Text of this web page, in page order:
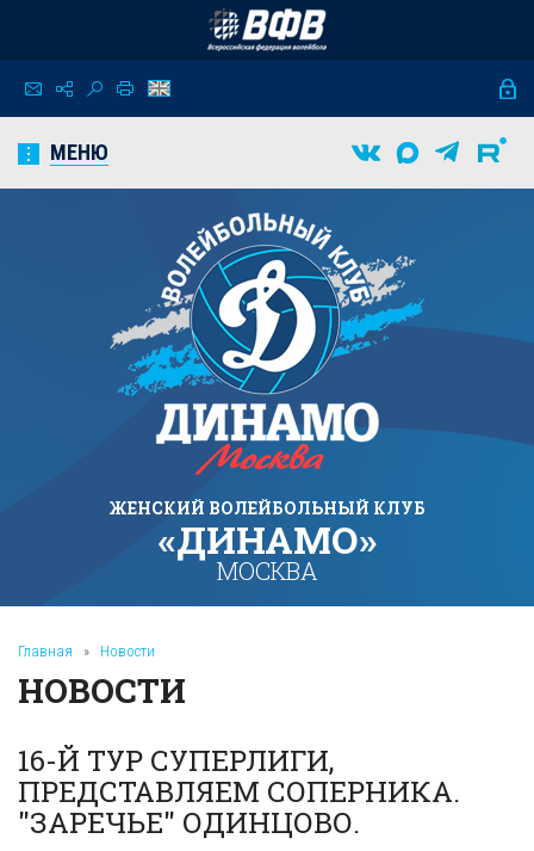
МЕНЮ
ЖЕНСКИЙ ВОЛЕЙБОЛЬНЫЙ КЛУБ
«ДИНАМО»
МОСКВА
Главная » Новости
НОВОСТИ
16-Й ТУР СУПЕРЛИГИ,
ПРЕДСТАВЛЯЕМ СОПЕРНИКА.
"ЗАРЕЧЬЕ" ОДИНЦОВО.